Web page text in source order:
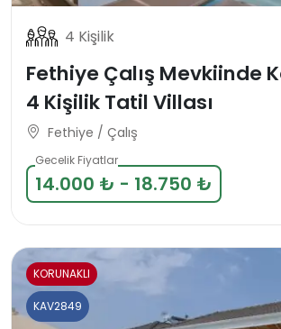
4 Kişilik
Fethiye Çalış Mevkiinde
4 Kişilik Tatil Villası
Fethiye / Çalış
Gecelik Fiyatlar
14.000 ₺ - 18.750 ₺
KORUNAKLI
KAV2849